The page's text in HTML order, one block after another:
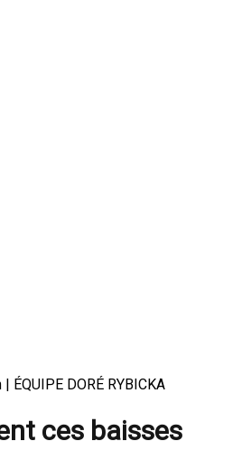
DORÉ RYBICKA
ces baisses